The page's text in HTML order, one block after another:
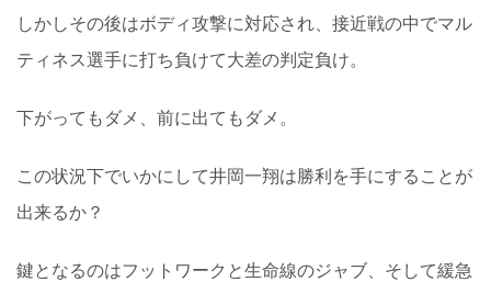
しかしその後はボディ攻撃に対応され、接近戦の中でマル
ティネス選手に打ち負けて大差の判定負け。
下がってもダメ、前に出てもダメ。
この状況下でいかにして井岡一翔は勝利を手にすることが
出来るか？
鍵となるのはフットワークと生命線のジャブ、そして緩急